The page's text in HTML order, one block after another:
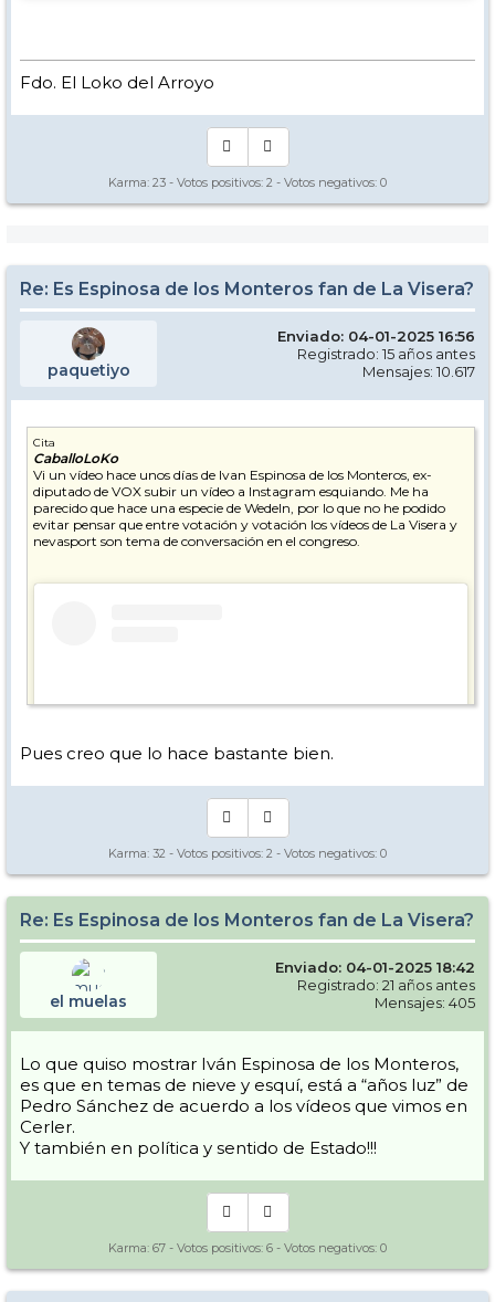
Fdo. El Loko del Arroyo
Karma: 23 - Votos positivos: 2 - Votos negativos: 0
Re: Es Espinosa de los Monteros fan de La Visera?
paquetiyo
Enviado: 04-01-2025 16:56
Registrado: 15 años antes
Mensajes: 10.617
Cita
CaballoLoKo
Vi un vídeo hace unos días de Ivan Espinosa de los Monteros, ex-
diputado de VOX subir un vídeo a Instagram esquiando. Me ha
parecido que hace una especie de Wedeln, por lo que no he podido
evitar pensar que entre votación y votación los vídeos de La Visera y
nevasport son tema de conversación en el congreso.
View this post on Instagram
Pues creo que lo hace bastante bien.
Karma: 32 - Votos positivos: 2 - Votos negativos: 0
Re: Es Espinosa de los Monteros fan de La Visera?
el muelas
Enviado: 04-01-2025 18:42
Registrado: 21 años antes
Mensajes: 405
Lo que quiso mostrar Iván Espinosa de los Monteros,
es que en temas de nieve y esquí, está a “años luz” de
Pedro Sánchez de acuerdo a los vídeos que vimos en
Cerler.
Y también en política y sentido de Estado!!!
Karma: 67 - Votos positivos: 6 - Votos negativos: 0